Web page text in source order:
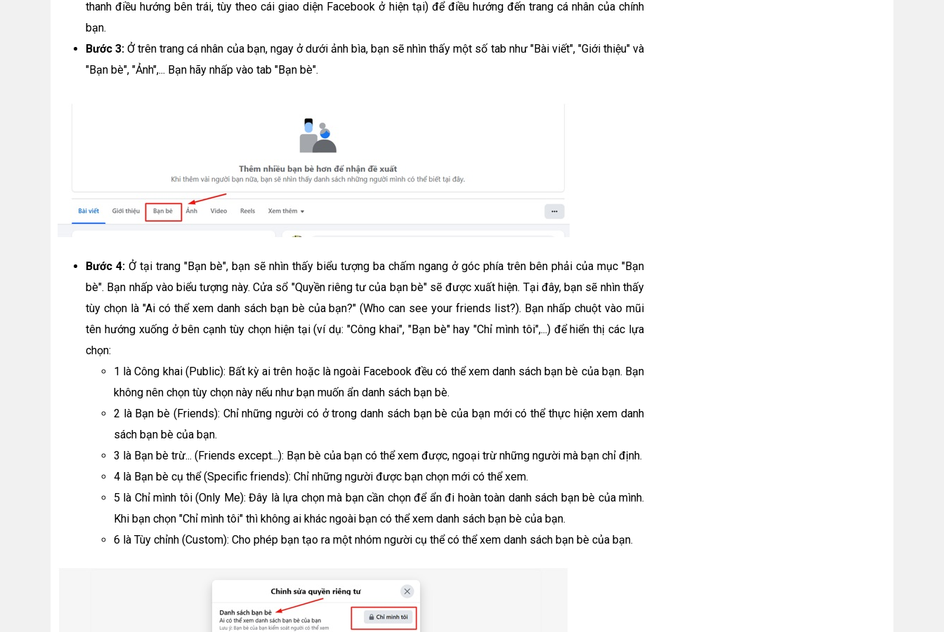
thanh điều hướng bên trái, tùy theo cái giao diện Facebook ở hiện tại) để điều hướng đến trang cá nhân của chính
bạn.
Bước 3: Ở trên trang cá nhân của bạn, ngay ở dưới ảnh bìa, bạn sẽ nhìn thấy một số tab như "Bài viết", "Giới thiệu" và
"Bạn bè", "Ảnh",... Bạn hãy nhấp vào tab "Bạn bè".
Bước 4: Ở tại trang "Bạn bè", bạn sẽ nhìn thấy biểu tượng ba chấm ngang ở góc phía trên bên phải của mục "Bạn
bè". Bạn nhấp vào biểu tượng này. Cửa sổ "Quyền riêng tư của bạn bè" sẽ được xuất hiện. Tại đây, bạn sẽ nhìn thấy
tùy chọn là "Ai có thể xem danh sách bạn bè của bạn?" (Who can see your friends list?). Bạn nhấp chuột vào mũi
tên hướng xuống ở bên cạnh tùy chọn hiện tại (ví dụ: "Công khai", "Bạn bè" hay "Chỉ mình tôi",...) để hiển thị các lựa
chọn:
1 là Công khai (Public): Bất kỳ ai trên hoặc là ngoài Facebook đều có thể xem danh sách bạn bè của bạn. Bạn
không nên chọn tùy chọn này nếu như bạn muốn ẩn danh sách bạn bè.
2 là Bạn bè (Friends): Chỉ những người có ở trong danh sách bạn bè của bạn mới có thể thực hiện xem danh
sách bạn bè của bạn.
3 là Bạn bè trừ... (Friends except...): Bạn bè của bạn có thể xem được, ngoại trừ những người mà bạn chỉ định.
4 là Bạn bè cụ thể (Specific friends): Chỉ những người được bạn chọn mới có thể xem.
5 là Chỉ mình tôi (Only Me): Đây là lựa chọn mà bạn cần chọn để ẩn đi hoàn toàn danh sách bạn bè của mình.
Khi bạn chọn "Chỉ mình tôi" thì không ai khác ngoài bạn có thể xem danh sách bạn bè của bạn.
6 là Tùy chỉnh (Custom): Cho phép bạn tạo ra một nhóm người cụ thể có thể xem danh sách bạn bè của bạn.